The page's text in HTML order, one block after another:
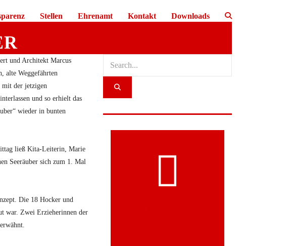
Stellen Ehrenamt Kontakt Downloads
und Architekt Marcus
alte Weggefährten
mit der jetzigen
und so erhielt das
wieder in bunten
ließ Kita-Leiterin, Marie
Seeräuber sich zum 1. Mal
Die 18 Hocker und
war. Zwei Erzieherinnen der